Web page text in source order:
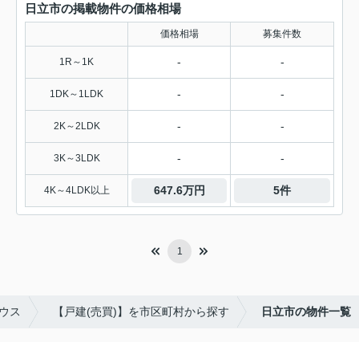
日立市の掲載物件の価格相場
価格相場 募集件数
1R～1K - -
1DK～1LDK - -
2K～2LDK - -
3K～3LDK - -
4K～4LDK以上 647.6万円 5件
1
ス 【戸建(売買)】を市区町村から探す 日立市の物件一覧